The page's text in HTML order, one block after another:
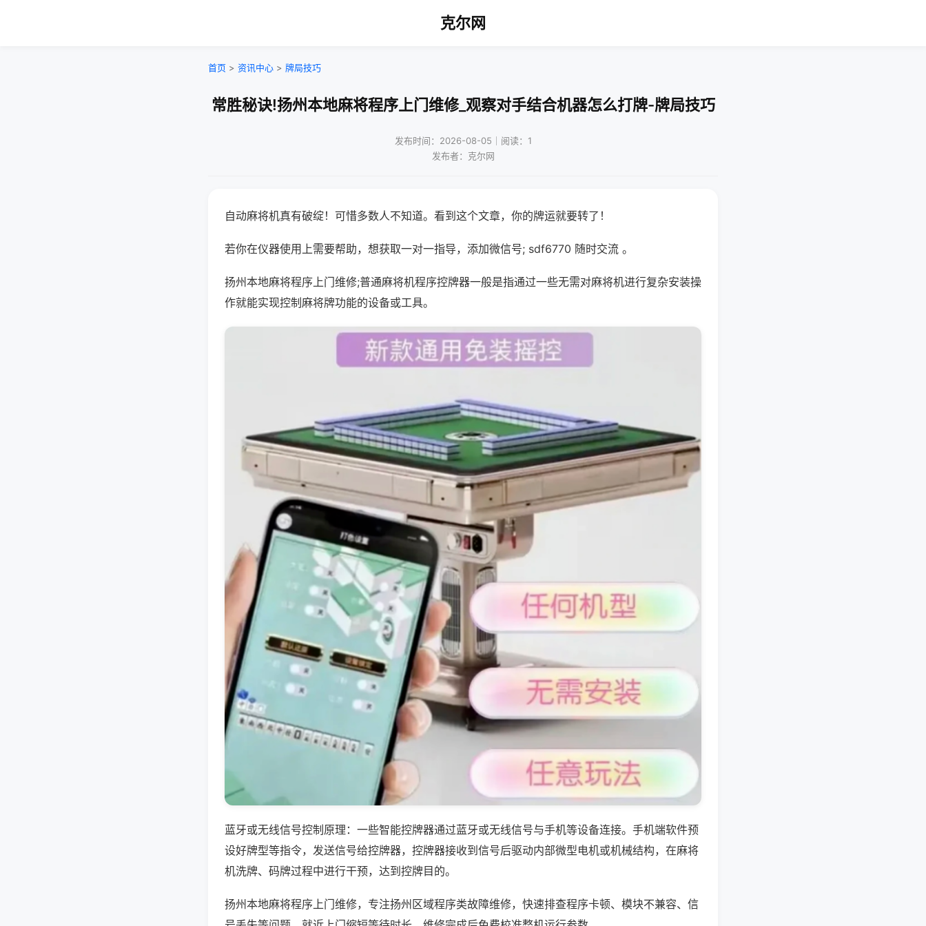
克尔网
首页 > 资讯中心 > 牌局技巧
常胜秘诀!扬州本地麻将程序上门维修_观察对手结合机器怎么打牌-牌局技巧
发布时间：2026-08-05｜阅读：1
发布者：克尔网
自动麻将机真有破绽！可惜多数人不知道。看到这个文章，你的牌运就要转了！
若你在仪器使用上需要帮助，想获取一对一指导，添加微信号; sdf6770 随时交流 。
扬州本地麻将程序上门维修;普通麻将机程序控牌器一般是指通过一些无需对麻将机进行复杂安装操
作就能实现控制麻将牌功能的设备或工具。
蓝牙或无线信号控制原理：一些智能控牌器通过蓝牙或无线信号与手机等设备连接。手机端软件预
设好牌型等指令，发送信号给控牌器，控牌器接收到信号后驱动内部微型电机或机械结构，在麻将
机洗牌、码牌过程中进行干预，达到控牌目的。
扬州本地麻将程序上门维修，专注扬州区域程序类故障维修，快速排查程序卡顿、模块不兼容、信